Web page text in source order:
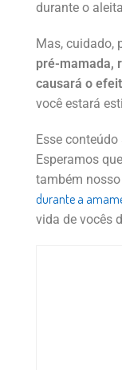
durante o
Mas, cuidado,
pré-mamada,
causará o
você estará
Esse
Esperamos
também
durante a
vida de vocês